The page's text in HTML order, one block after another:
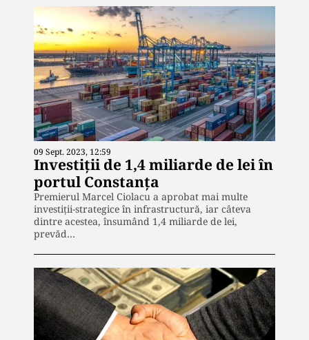
09 Sept. 2023, 12:59
Investiții de 1,4 miliarde de lei în
portul Constanța
Premierul Marcel Ciolacu a aprobat mai multe
investiții-strategice în infrastructură, iar câteva
dintre acestea, însumând 1,4 miliarde de lei,
prevăd…